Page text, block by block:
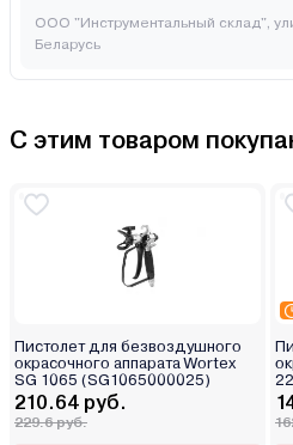
ООО "Инструментальный склад",
Беларусь
С этим товаром
Пистолет для безвоздушного
окрасочного аппарата Wortex
SG 1065 (SG1065000025)
210.64 руб.
229.6 руб.